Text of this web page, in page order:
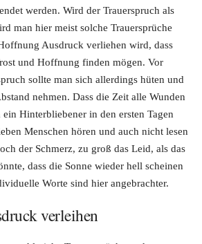
werden. Wird der Trauerspruch als
man hier meist solche Trauersprüche
Ausdruck verliehen wird, dass
und Hoffnung finden mögen. Vor
sollte man sich allerdings hüten und
nehmen. Dass die Zeit alle Wunden
Hinterbliebener in den ersten Tagen
Menschen hören und auch nicht lesen
der Schmerz, zu groß das Leid, als das
dass die Sonne wieder hell scheinen
Worte sind hier angebrachter.
verleihen